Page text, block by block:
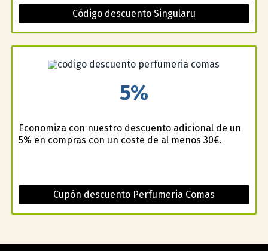
Código descuento Singularu
5%
Economiza con nuestro descuento adicional de un
5% en compras con un coste de al menos 30€.
Cupón descuento Perfumeria Comas